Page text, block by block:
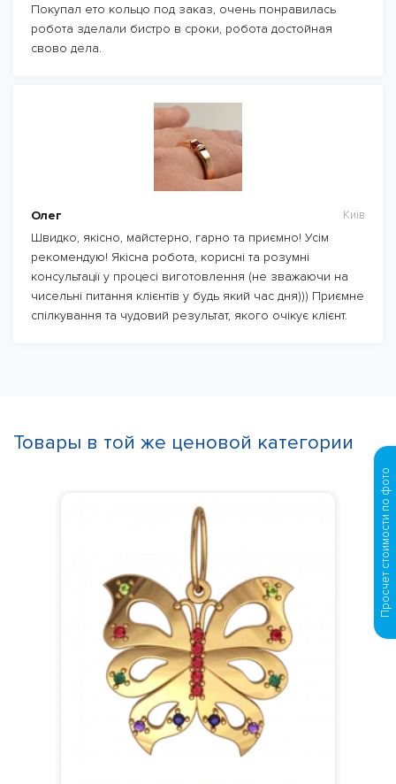
Покупал ето кольцо под заказ, очень понравилась
робота зделали бистро в сроки, робота достойная
свово дела.
Олег Київ
Швидко, якісно, майстерно, гарно та приємно! Усім
рекомендую! Якісна робота, корисні та розумні
консультації у процесі виготовлення (не зважаючи на
чисельні питання клієнтів у будь який час дня))) Приємне
спілкування та чудовий результат, якого очікує клієнт.
Товары в той же ценовой категории
Просчет стоимости по фото